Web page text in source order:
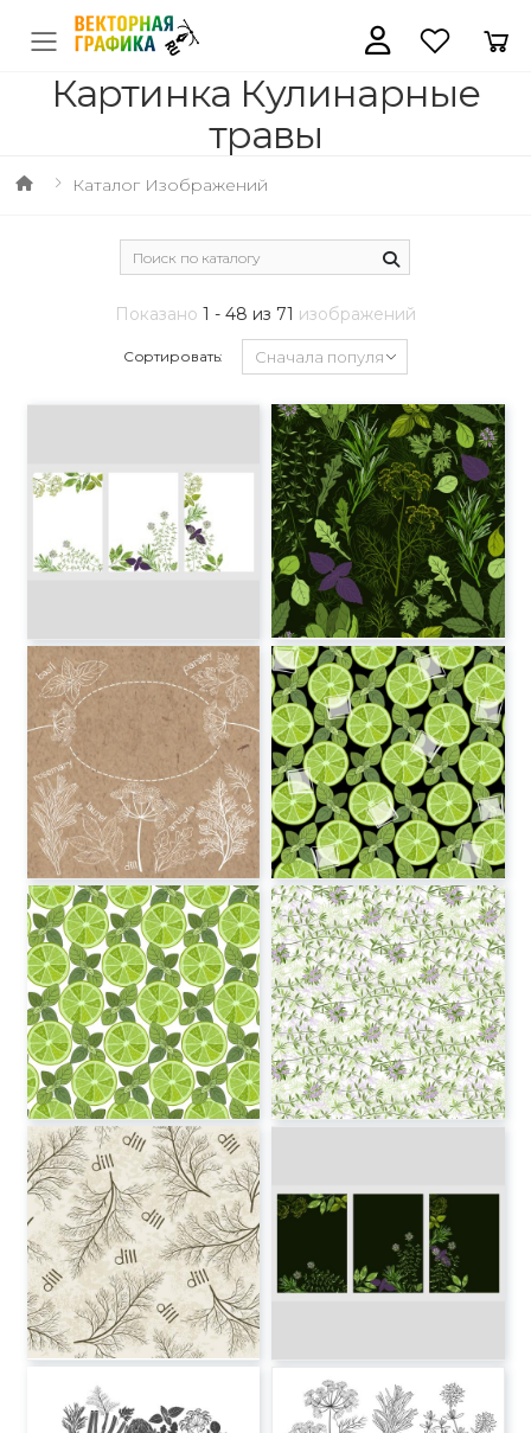
Картинка Кулинарные
травы
Каталог Изображений
Показано 1 - 48 из 71 изображений
Сортировать: